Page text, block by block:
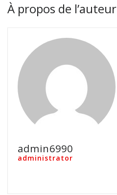
À propos de l’auteur
admin6990
administrator